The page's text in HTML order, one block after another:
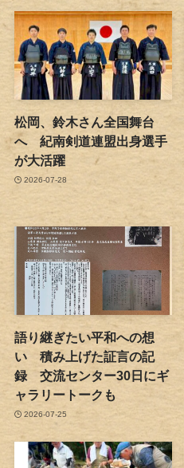
松岡、鈴木さん全国舞台
へ 紀南剣道連盟出身選手
が大活躍
2026-07-28
語り継ぎたい平和への想
い 積み上げた証言の記
録 交流センター30日にギ
ャラリートークも
2026-07-25